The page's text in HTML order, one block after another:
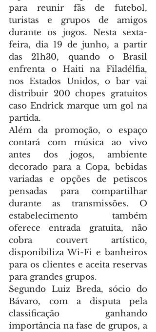
para reunir fãs de futebol,
turistas e grupos de amigos
durante os jogos. Nesta sexta-
feira, dia 19 de junho, a partir
das 21h30, quando o Brasil
enfrenta o Haiti na Filadélfia,
nos Estados Unidos, o bar vai
distribuir 200 chopes gratuitos
caso Endrick marque um gol na
partida.
Além da promoção, o espaço
contará com música ao vivo
antes dos jogos, ambiente
decorado para a Copa, bebidas
variadas e opções de petiscos
pensadas para compartilhar
durante as transmissões. O
estabelecimento também
oferece entrada gratuita, não
cobra couvert artístico,
disponibiliza Wi-Fi e banheiros
para os clientes e aceita reservas
para grandes grupos.
Segundo Luiz Breda, sócio do
Bávaro, com a disputa pela
classificação ganhando
importância na fase de grupos, a